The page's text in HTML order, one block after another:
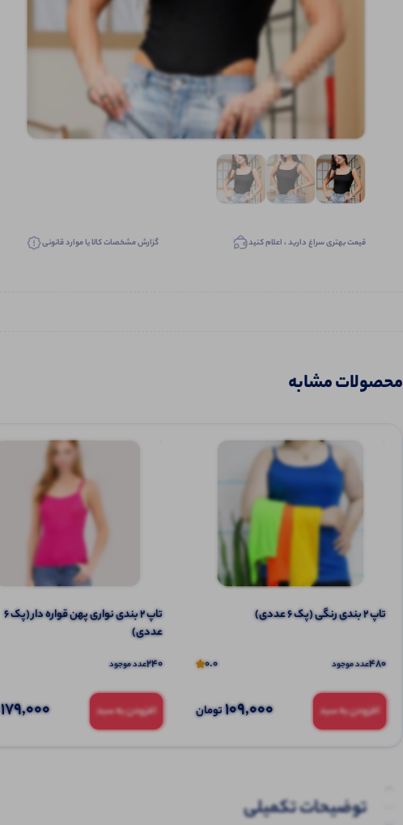
قیمت بهتری سراغ دارید ، اعلام کنید گزارش مشخصات کالا یا موارد قانونی
محصولات مشابه
تاپ ۲ بندی رنگی (پک 6 عددی)
480عدد موجود 0.0
افزودن به سبد 109,000تومان
تاپ ۲ بندی نواری پهن قواره دار (پک 6
عددی)
240عدد موجود
افزودن به سبد 179,000
توضیحات تکمیلی